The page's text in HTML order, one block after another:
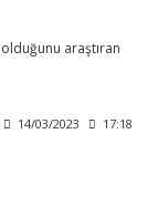
araştıran
14/03/2023 17:18